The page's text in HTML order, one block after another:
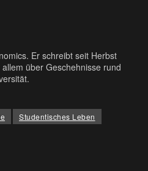
Er schreibt seit Herbst
über Geschehnisse rund
Studentisches Leben